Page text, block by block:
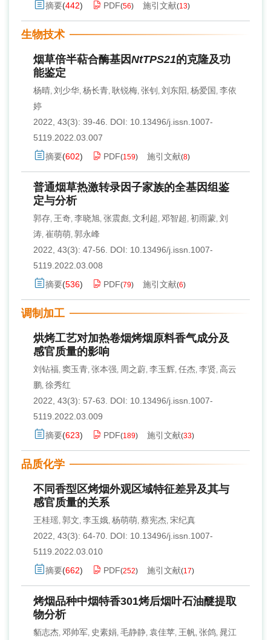
摘要(442) PDF(56) 施引文献(13)
生物技术
烟草倍半萜合酶基因NtTPS21的克隆及功
能鉴定
杨晴, 刘少华, 杨长青, 耿锐梅, 张钊, 刘东阳, 杨爱国 , 李依
婷
2022, 43(3): 39-46.
DOI: 10.13496/j.issn.1007-
5119.2022.03.007
摘要(602) PDF(159) 施引文献(8)
普通烟草热激转录因子家族的全基因组鉴
定与分析
郭存, 王奇, 李晓旭, 张震彪, 文利超 , 邓智超 , 初雨蒙, 刘
涛, 崔萌萌, 郭永峰
2022, 43(3): 47-56.
DOI: 10.13496/j.issn.1007-
5119.2022.03.008
摘要(536) PDF(79) 施引文献(6)
调制加工
烘烤工艺对加热卷烟烤烟原料香气成分及
感官质量的影响
刘钻福, 窦玉青, 张本强, 周之蔚, 李玉辉, 任杰, 李贤, 高云
鹏, 徐秀红
2022, 43(3): 57-63.
DOI: 10.13496/j.issn.1007-
5119.2022.03.009
摘要(623) PDF(189) 施引文献(33)
品质化学
不同香型区烤烟外观区域特征差异及其与
感官质量的关系
王桂瑶, 郭文, 李玉娥, 杨萌萌, 蔡宪杰, 宋纪真
2022, 43(3): 64-70. DOI: 10.13496/j.issn.1007-
5119.2022.03.010
摘要(662) PDF(252) 施引文献(17)
烤烟品种中烟特香301烤后烟叶石油醚提取
物分析
貊志杰, 邓帅军, 史素娟, 毛静静, 袁佳苹, 王帆, 张鸽, 晁江